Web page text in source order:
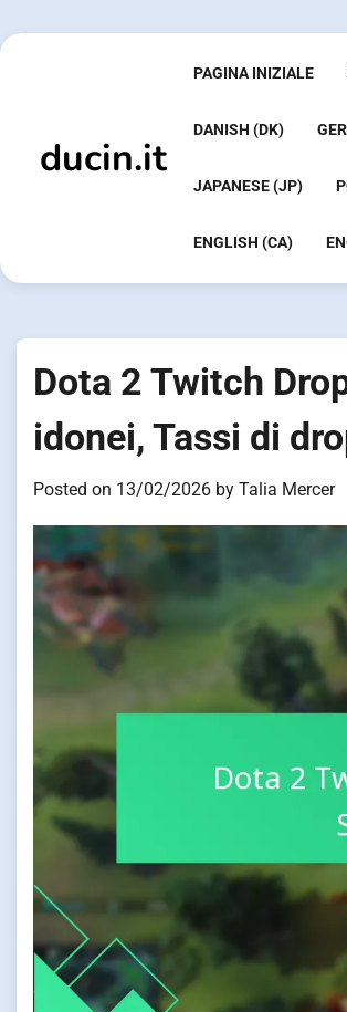
to
ducin.it
PAGINA INIZIALE
DANISH (DK)
JAPANESE (JP)
ENGLISH (CA)
Dota 2 Twitch
idonei, Tassi di
Posted on 13/02/2026 by Talia Mercer